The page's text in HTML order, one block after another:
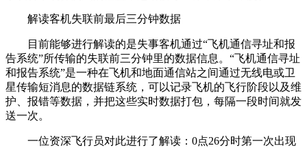
解读客机失联前最后三分钟数据
目前能够进行解读的是失事客机通过“飞机通信寻址和报
告系统”所传输的失联前三分钟里的数据信息。“飞机通信寻址
和报告系统”是一种在飞机和地面通信站之间通过无线电或卫
星传输短消息的数据链系统，可以记录飞机的飞行阶段以及维
护、报错等数据，并把这些实时数据打包，每隔一段时间就发
送一次。
一位资深飞行员对此进行了解读：0点26分时第一次出现